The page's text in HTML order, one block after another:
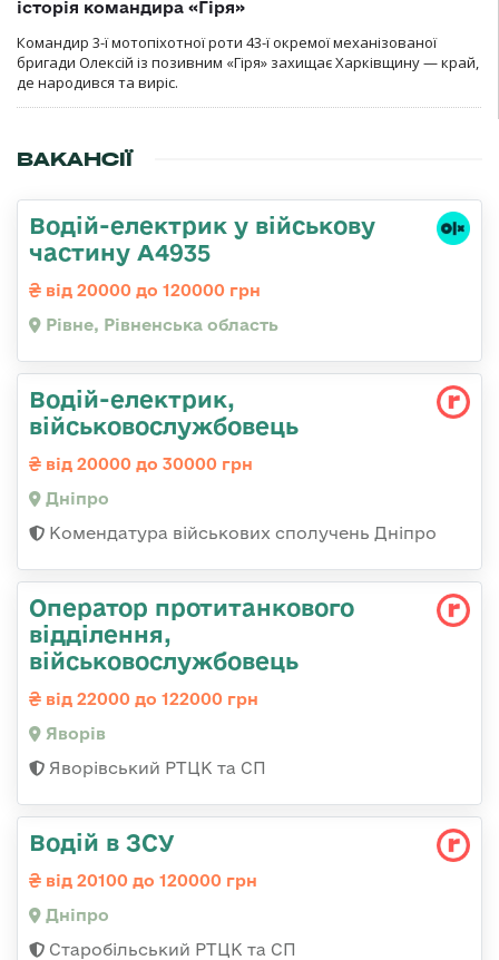
історія командира «Гіря»
Командир 3-ї мотопіхотної роти 43-ї окремої механізованої
бригади Олексій із позивним «Гіря» захищає Харківщину — край,
де народився та виріс.
ВАКАНСІЇ
Водій-електрик у військову
частину А4935
від 20000 до 120000 грн
Рівне, Рівненська область
Водій-електрик,
військовослужбовець
від 20000 до 30000 грн
Дніпро
Комендатура військових сполучень Дніпро
Оператор протитанкового
відділення,
військовослужбовець
від 22000 до 122000 грн
Яворів
Яворівський РТЦК та СП
Водій в ЗСУ
від 20100 до 120000 грн
Дніпро
Старобільський РТЦК та СП